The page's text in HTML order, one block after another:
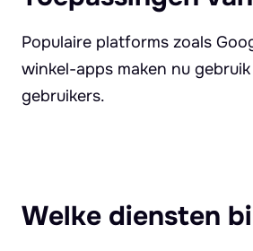
Populaire platforms zoals
winkel-apps maken nu
gebruikers.
Welke diensten